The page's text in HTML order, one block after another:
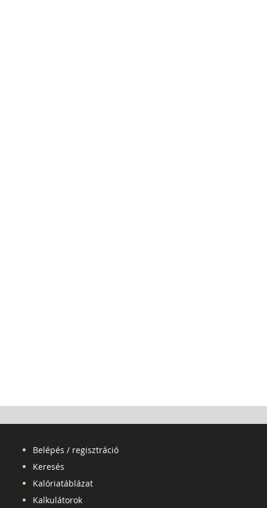
Belépés / regisztráció
Keresés
Kalóriatáblázat
Kalkulátorok